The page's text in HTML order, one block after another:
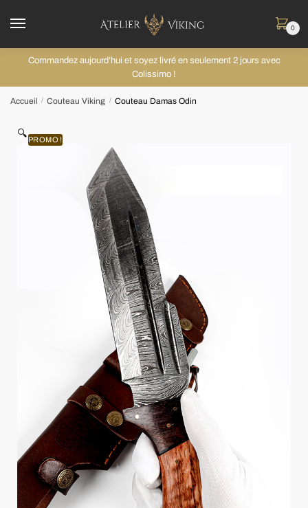
0
Commandez aujourd’hui et soyez livré en seulement 2 jours avec
Colissimo !
Accueil / Couteau Viking / Couteau Damas Odin
PROMO !
🔍